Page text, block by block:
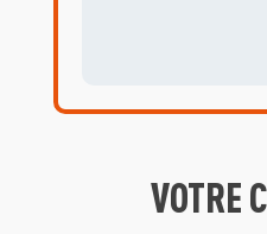
VOTRE